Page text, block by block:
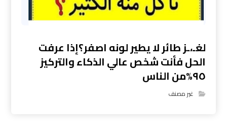
لغـ،ـز طائر لا يطير لونه اصفر؟إذا عرفت
الحل فأنت شخص عالي الذكاء والتركيز
٩٥%من الناس
غير مصنف